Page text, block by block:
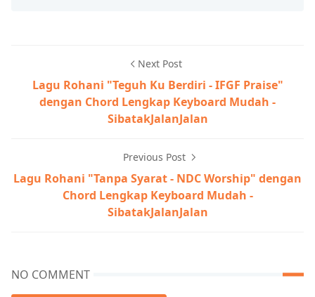
Next Post
Lagu Rohani "Teguh Ku Berdiri - IFGF Praise"
dengan Chord Lengkap Keyboard Mudah -
SibatakJalanJalan
Previous Post
Lagu Rohani "Tanpa Syarat - NDC Worship" dengan
Chord Lengkap Keyboard Mudah -
SibatakJalanJalan
NO COMMENT